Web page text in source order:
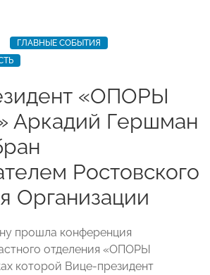
ГЛАВНЫЕ СОБЫТИЯ
«ОПОРЫ
Гершман
Ростовского
Организации
прошла конференция
отделения «ОПОРЫ
которой Вице-президент